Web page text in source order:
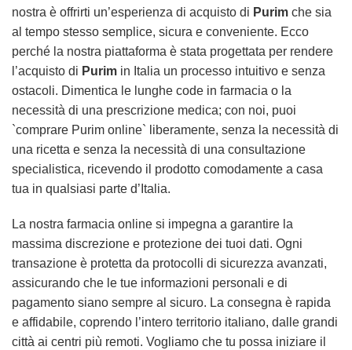
nostra è offrirti un’esperienza di acquisto di Purim che sia
al tempo stesso semplice, sicura e conveniente. Ecco
perché la nostra piattaforma è stata progettata per rendere
l’acquisto di Purim in Italia un processo intuitivo e senza
ostacoli. Dimentica le lunghe code in farmacia o la
necessità di una prescrizione medica; con noi, puoi
`comprare Purim online` liberamente, senza la necessità di
una ricetta e senza la necessità di una consultazione
specialistica, ricevendo il prodotto comodamente a casa
tua in qualsiasi parte d’Italia.
La nostra farmacia online si impegna a garantire la
massima discrezione e protezione dei tuoi dati. Ogni
transazione è protetta da protocolli di sicurezza avanzati,
assicurando che le tue informazioni personali e di
pagamento siano sempre al sicuro. La consegna è rapida
e affidabile, coprendo l’intero territorio italiano, dalle grandi
città ai centri più remoti. Vogliamo che tu possa iniziare il